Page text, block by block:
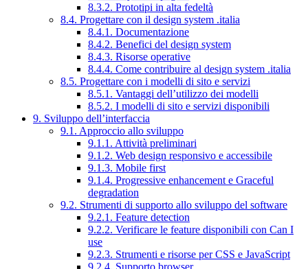
8.3.2. Prototipi in alta fedeltà
8.4. Progettare con il design system .italia
8.4.1. Documentazione
8.4.2. Benefici del design system
8.4.3. Risorse operative
8.4.4. Come contribuire al design system .italia
8.5. Progettare con i modelli di sito e servizi
8.5.1. Vantaggi dell’utilizzo dei modelli
8.5.2. I modelli di sito e servizi disponibili
9. Sviluppo dell’interfaccia
9.1. Approccio allo sviluppo
9.1.1. Attività preliminari
9.1.2. Web design responsivo e accessibile
9.1.3. Mobile first
9.1.4. Progressive enhancement e Graceful
degradation
9.2. Strumenti di supporto allo sviluppo del software
9.2.1. Feature detection
9.2.2. Verificare le feature disponibili con Can I
use
9.2.3. Strumenti e risorse per CSS e JavaScript
9.2.4. Supporto browser